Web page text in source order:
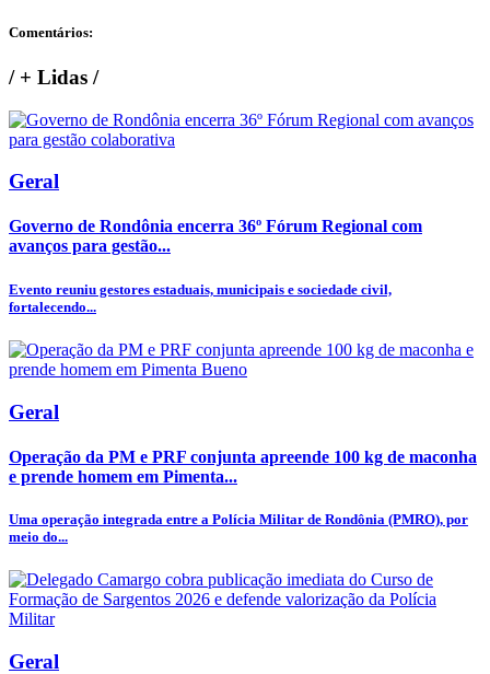
Comentários:
/+ Lidas /
Geral
Governo de Rondônia encerra 36º Fórum Regional com
avanços para gestão...
Evento reuniu gestores estaduais, municipais e sociedade civil,
fortalecendo...
Geral
Operação da PM e PRF conjunta apreende 100 kg de maconha
e prende homem em Pimenta...
Uma operação integrada entre a Polícia Militar de Rondônia (PMRO), por
meio do...
Geral